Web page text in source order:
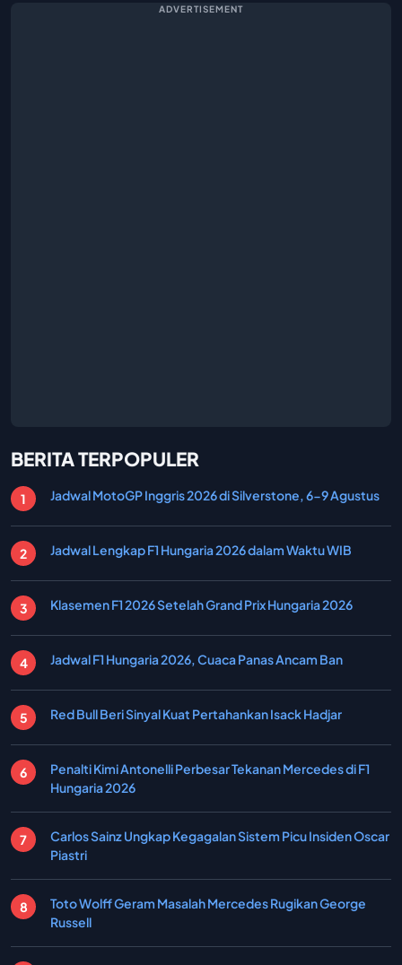
ADVERTISEMENT
BERITA TERPOPULER
Jadwal MotoGP Inggris 2026 di Silverstone, 6-9 Agustus
Jadwal Lengkap F1 Hungaria 2026 dalam Waktu WIB
Klasemen F1 2026 Setelah Grand Prix Hungaria 2026
Jadwal F1 Hungaria 2026, Cuaca Panas Ancam Ban
Red Bull Beri Sinyal Kuat Pertahankan Isack Hadjar
Penalti Kimi Antonelli Perbesar Tekanan Mercedes di F1
Hungaria 2026
Carlos Sainz Ungkap Kegagalan Sistem Picu Insiden Oscar
Piastri
Toto Wolff Geram Masalah Mercedes Rugikan George
Russell